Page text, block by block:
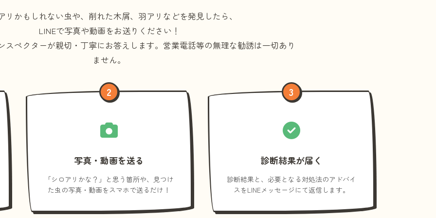
リかもしれない虫や、削れた木屑、羽アリなどを発見したら、
LINEで写真や動画をお送りください！
ペクターが親切・丁寧にお答えします。 営業電話等の無理な勧誘は一切あり
ません。
2
写真・動画を送る
「シロアリかな？」と思う箇所や、見つけ
た虫の写真・動画をスマホで送るだけ！
3
診断結果が届く
診断結果と、必要となる対処法のアドバイ
スをLINEメッセージにて返信します。